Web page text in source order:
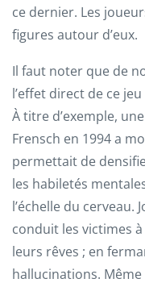
ce dernier. Les
figures autour d’eux.
Il faut noter que de
l’effet direct de ce
À titre d’exemple,
Frensch en 1994 a
permettait de
les habiletés
l’échelle du cerveau.
conduit les victimes
leurs rêves ; en
hallucinations.